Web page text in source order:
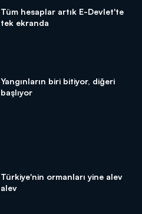
Tüm hesaplar artık E-Devlet'te
tek ekranda
Yangınların biri bitiyor, diğeri
başlıyor
Türkiye'nin ormanları yine alev
alev